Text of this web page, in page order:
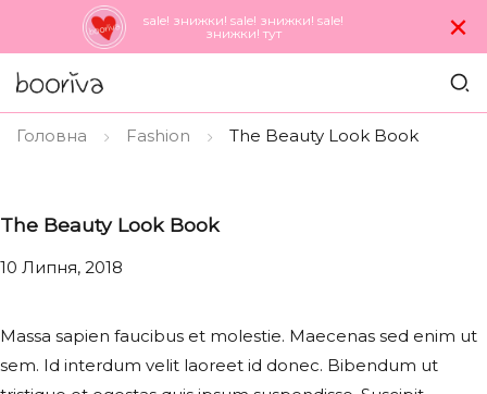
sale! знижки! sale! знижки! sale!
знижки! тут
×
Головна Fashion The Beauty Look Book
The Beauty Look Book
10 Липня, 2018
Massa sapien faucibus et molestie. Maecenas sed enim ut
sem. Id interdum velit laoreet id donec. Bibendum ut